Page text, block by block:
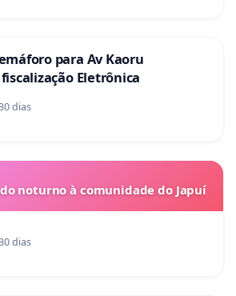
para Av Kaoru
Eletrônica
dias
noturno à comunidade do Japuí
dias